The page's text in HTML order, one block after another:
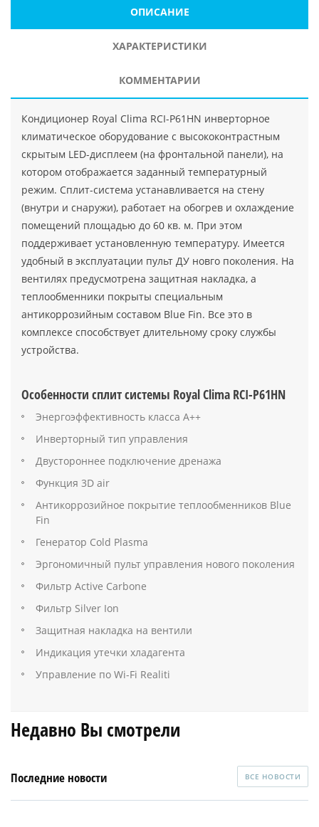
ОПИСАНИЕ
ХАРАКТЕРИСТИКИ
КОММЕНТАРИИ
Кондиционер Royal Clima RCI-P61HN инверторное
климатическое оборудование с высококонтрастным
скрытым LED-дисплеем (на фронтальной панели), на
котором отображается заданный температурный
режим. Сплит-система устанавливается на стену
(внутри и снаружи), работает на обогрев и охлаждение
помещений площадью до 60 кв. м. При этом
поддерживает установленную температуру. Имеется
удобный в эксплуатации пульт ДУ новго поколения. На
вентилях предусмотрена защитная накладка, а
теплообменники покрыты специальным
антикоррозийным составом Blue Fin. Все это в
комплексе способствует длительному сроку службы
устройства.
Особенности сплит системы Royal Clima RCI-P61HN
Энергоэффективность класса А++
Инверторный тип управления
Двустороннее подключение дренажа
Функция 3D air
Антикоррозийное покрытие теплообменников Blue
Fin
Генератор Cold Plasma
Эргономичный пульт управления нового поколения
Фильтр Active Carbone
Фильтр Silver Ion
Защитная накладка на вентили
Индикация утечки хладагента
Управление по Wi-Fi Realiti
Недавно Вы смотрели
Последние новости ВСЕ НОВОСТИ